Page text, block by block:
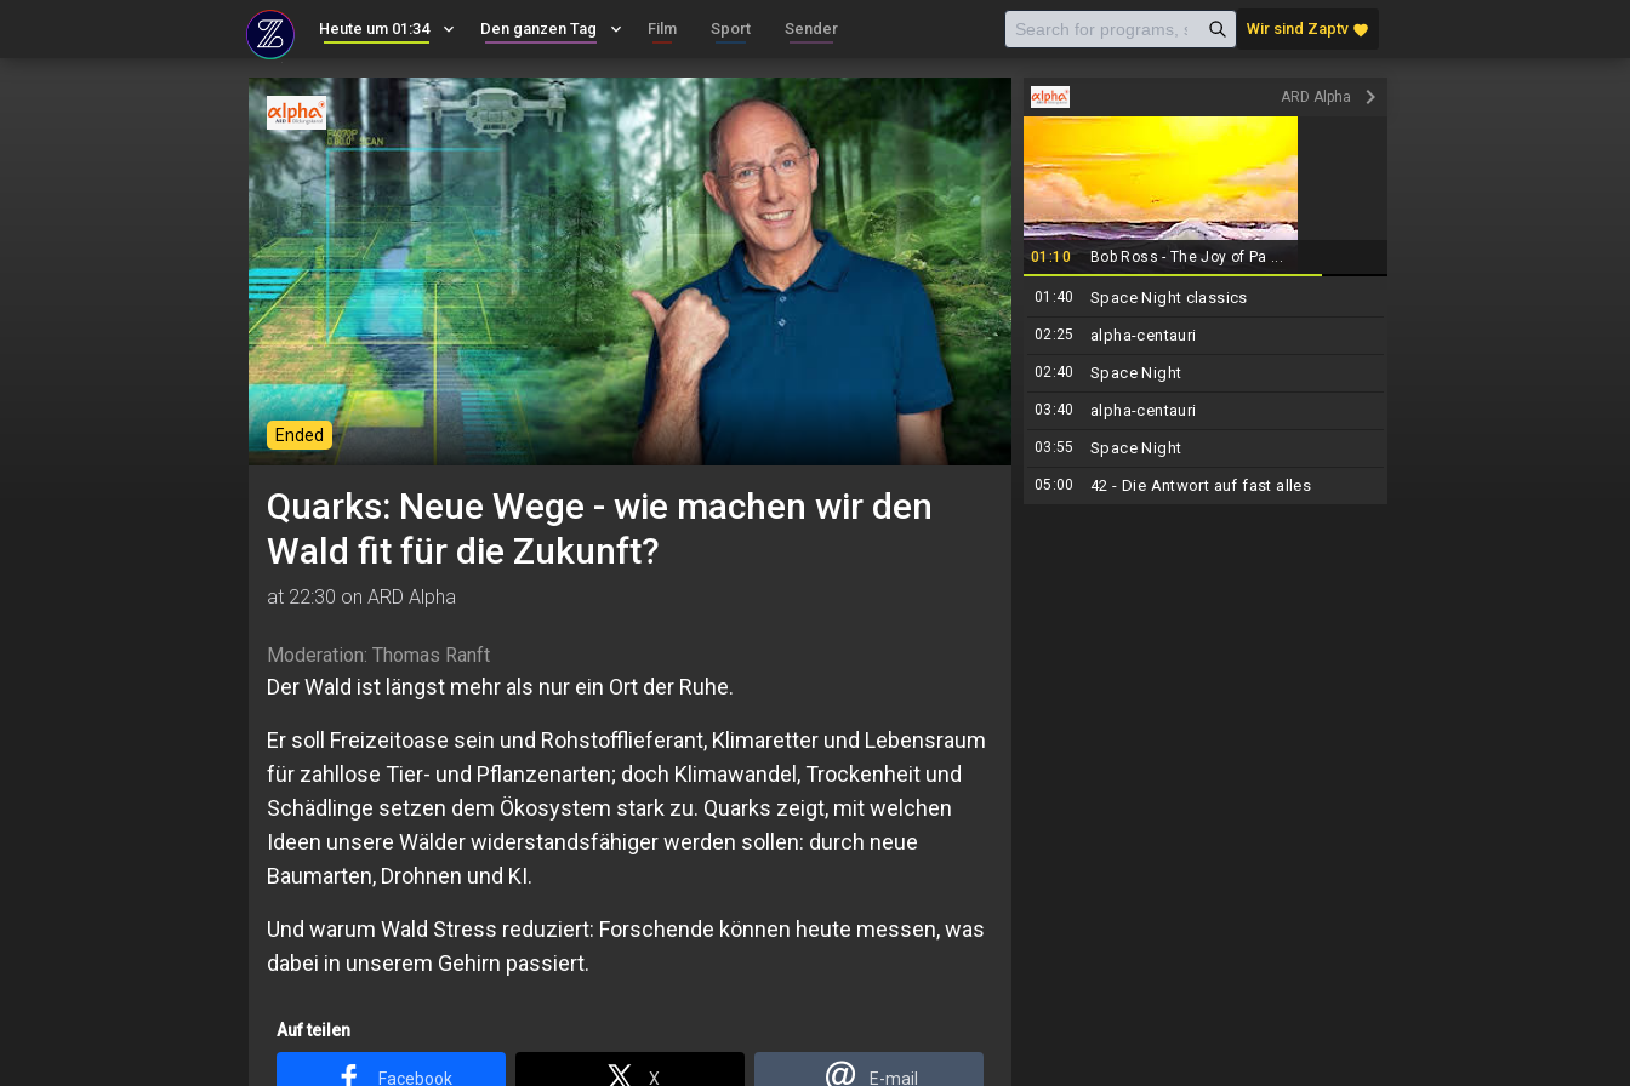
Heute um 01:34 keyboard_arrow_down Den ganzen Tag keyboard_arrow_down Film Sport Sender Wir sind Zaptv favorite
Ended
Quarks: Neue Wege - wie machen wir den
Wald fit für die Zukunft?
at 22:30 on ARD Alpha
Moderation: Thomas Ranft
Der Wald ist längst mehr als nur ein Ort der Ruhe.
Er soll Freizeitoase sein und Rohstofflieferant, Klimaretter und Lebensraum
für zahllose Tier- und Pflanzenarten; doch Klimawandel, Trockenheit und
Schädlinge setzen dem Ökosystem stark zu. Quarks zeigt, mit welchen
Ideen unsere Wälder widerstandsfähiger werden sollen: durch neue
Baumarten, Drohnen und KI.
Und warum Wald Stress reduziert: Forschende können heute messen, was
dabei in unserem Gehirn passiert.
Auf teilen
Facebook X E-mail
ARD Alpha keyboard_arrow_right
01:10 Bob Ross - The Joy of Pa ...
01:40 Space Night classics
02:25 alpha-centauri
02:40 Space Night
03:40 alpha-centauri
03:55 Space Night
05:00 42 - Die Antwort auf fast alles